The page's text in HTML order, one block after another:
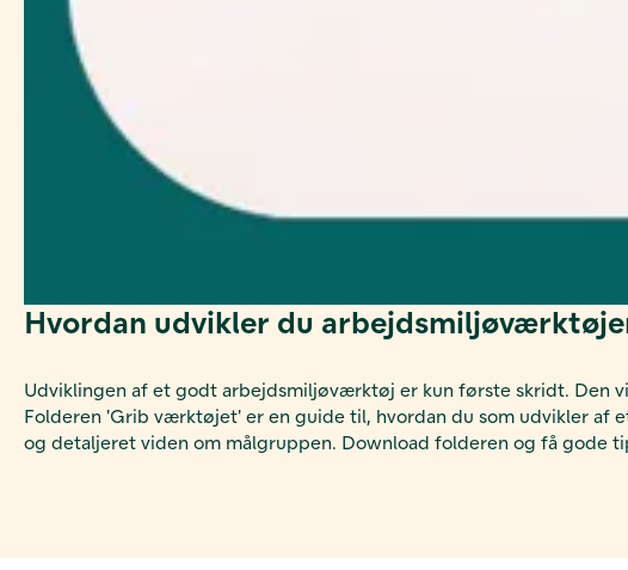
Hvordan udvikler du
Udviklingen af et godt arbejdsmiljøværktøj er kun første skridt. Den
Folderen 'Grib værktøjet' er en guide til, hvordan du som udvikler af
og detaljeret viden om målgruppen. Download folderen og få gode